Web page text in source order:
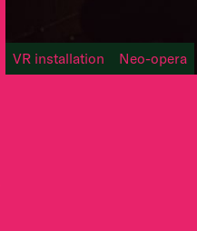
VR installation Neo-opera